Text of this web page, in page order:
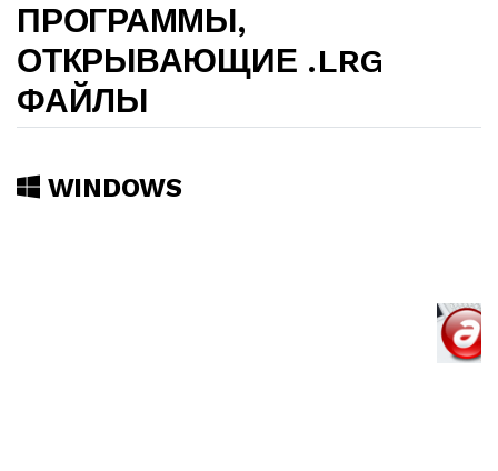
ПРОГРАММЫ,
ОТКРЫВАЮЩИЕ .LRG
ФАЙЛЫ
WINDOWS